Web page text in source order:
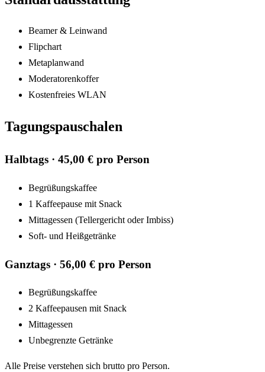
Beamer & Leinwand
Flipchart
Metaplanwand
Moderatorenkoffer
Kostenfreies WLAN
Tagungspauschalen
Halbtags · 45,00 € pro Person
Begrüßungskaffee
1 Kaffeepause mit Snack
Mittagessen (Tellergericht oder Imbiss)
Soft- und Heißgetränke
Ganztags · 56,00 € pro Person
Begrüßungskaffee
2 Kaffeepausen mit Snack
Mittagessen
Unbegrenzte Getränke
Alle Preise verstehen sich brutto pro Person.